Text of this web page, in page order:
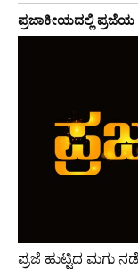
ಪ್ರಜಾಕೀಯದಲ್ಲಿ
ಪ್ರಜೆ ಹುಟ್ಟಿದ ಮಗು